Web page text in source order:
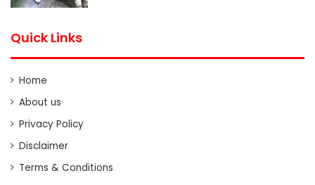
Quick Links
Home
About us
Privacy Policy
Disclaimer
Terms & Conditions